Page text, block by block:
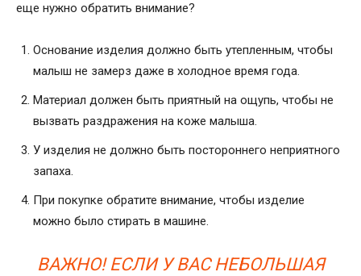
еще нужно обратить внимание?
Основание изделия должно быть утепленным, чтобы
малыш не замерз даже в холодное время года.
Материал должен быть приятный на ощупь, чтобы не
вызвать раздражения на коже малыша.
У изделия не должно быть постороннего неприятного
запаха.
При покупке обратите внимание, чтобы изделие
можно было стирать в машине.
ВАЖНО! ЕСЛИ У ВАС НЕБОЛЬШАЯ